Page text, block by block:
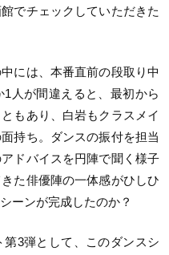
でチェックしていただきた
には、本番直前の段取り中
人が間違えると、最初から
もあり、白岩もクラスメイ
持ち。ダンスの振付を担当
ドバイスを円陣で聞く様子
た俳優陣の一体感がひしひ
ーンが完成したのか？
3弾として、このダンスシ